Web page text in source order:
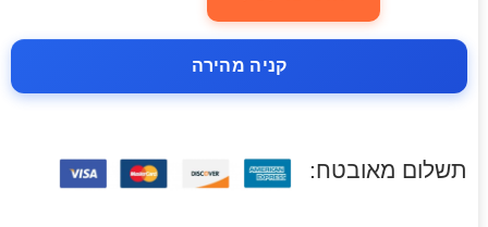
קניה מהירה
תשלום מאובטח: